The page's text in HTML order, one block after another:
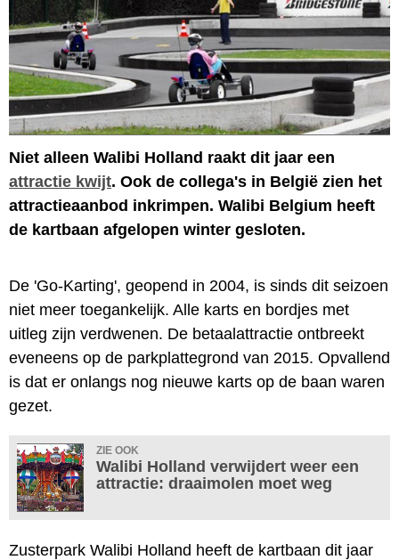
Niet alleen Walibi Holland raakt dit jaar een
attractie kwijt. Ook de collega's in België zien het
attractieaanbod inkrimpen. Walibi Belgium heeft
de kartbaan afgelopen winter gesloten.
De 'Go-Karting', geopend in 2004, is sinds dit seizoen
niet meer toegankelijk. Alle karts en bordjes met
uitleg zijn verdwenen. De betaalattractie ontbreekt
eveneens op de parkplattegrond van 2015. Opvallend
is dat er onlangs nog nieuwe karts op de baan waren
gezet.
ZIE OOK
Walibi Holland verwijdert weer een
attractie: draaimolen moet weg
Zusterpark Walibi Holland heeft de kartbaan dit jaar